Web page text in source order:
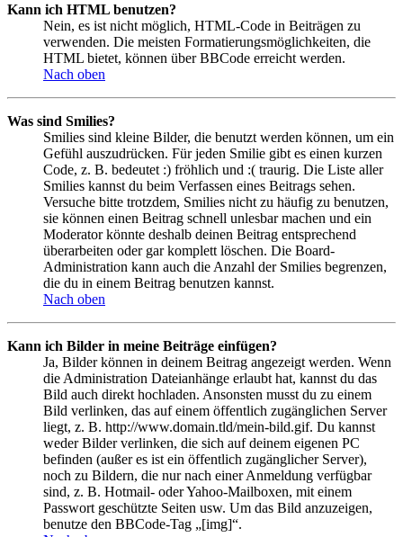
Kann ich HTML benutzen?
Nein, es ist nicht möglich, HTML-Code in Beiträgen zu
verwenden. Die meisten Formatierungsmöglichkeiten, die
HTML bietet, können über BBCode erreicht werden.
Nach oben
Was sind Smilies?
Smilies sind kleine Bilder, die benutzt werden können, um ein
Gefühl auszudrücken. Für jeden Smilie gibt es einen kurzen
Code, z. B. bedeutet :) fröhlich und :( traurig. Die Liste aller
Smilies kannst du beim Verfassen eines Beitrags sehen.
Versuche bitte trotzdem, Smilies nicht zu häufig zu benutzen,
sie können einen Beitrag schnell unlesbar machen und ein
Moderator könnte deshalb deinen Beitrag entsprechend
überarbeiten oder gar komplett löschen. Die Board-
Administration kann auch die Anzahl der Smilies begrenzen,
die du in einem Beitrag benutzen kannst.
Nach oben
Kann ich Bilder in meine Beiträge einfügen?
Ja, Bilder können in deinem Beitrag angezeigt werden. Wenn
die Administration Dateianhänge erlaubt hat, kannst du das
Bild auch direkt hochladen. Ansonsten musst du zu einem
Bild verlinken, das auf einem öffentlich zugänglichen Server
liegt, z. B. http://www.domain.tld/mein-bild.gif. Du kannst
weder Bilder verlinken, die sich auf deinem eigenen PC
befinden (außer es ist ein öffentlich zugänglicher Server),
noch zu Bildern, die nur nach einer Anmeldung verfügbar
sind, z. B. Hotmail- oder Yahoo-Mailboxen, mit einem
Passwort geschützte Seiten usw. Um das Bild anzuzeigen,
benutze den BBCode-Tag „[img]“.